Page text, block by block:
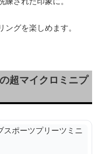
グを楽しめます。
超マイクロミニプ